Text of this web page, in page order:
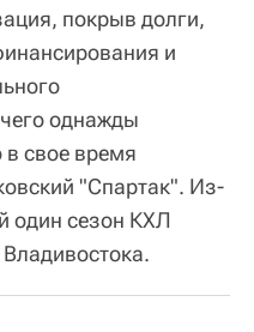
покрыв долги,
и
однажды
в свое время
"Спартак". Из-
один сезон КХЛ